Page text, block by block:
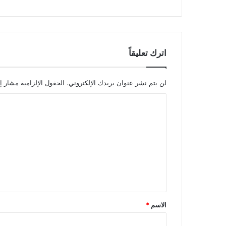
اترك تعليقاً
لن يتم نشر عنوان بريدك الإلكتروني. الحقول الإلزامية مشار
ق
*
الاسم *